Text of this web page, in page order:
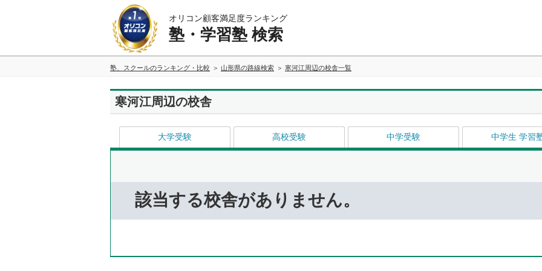
オリコン顧客満足度ランキング
塾・学習塾 検索
塾、スクールのランキング・比較 山形県の路線検索 寒河江周辺の校舎一覧
寒河江周辺の校舎
大学受験 高校受験 中学受験 中学生 学習
該当する校舎がありません。